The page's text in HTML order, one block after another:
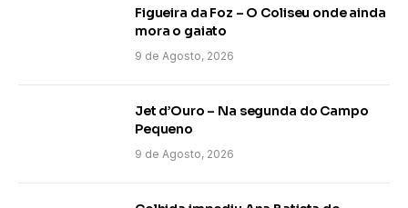
Figueira da Foz – O Coliseu onde ainda
mora o gaiato
9 de Agosto, 2026
Jet d’Ouro – Na segunda do Campo
Pequeno
9 de Agosto, 2026